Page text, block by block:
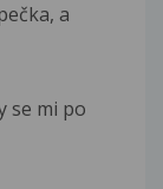
a
se mi po